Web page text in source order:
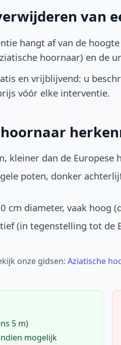
van
hangt af van de
hoornaar) en de
en vrijblijvend: u
vóór elke interventie.
kleiner dan de Europese
poten, donker
cm diameter, vaak hoog
(in tegenstelling tot de
onze gidsen: Aziatische
5 m)
mogelijk